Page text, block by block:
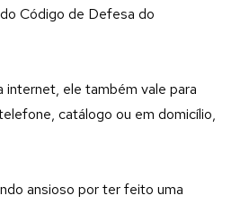
Código de Defesa do
internet, ele também vale para
catálogo ou em domicílio,
ansioso por ter feito uma